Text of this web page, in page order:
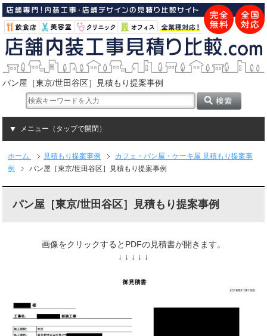
パン屋［東京/世田谷区］見積もり提案事例
メニュー（タップで開閉）
ホーム 見積もり提案事例
カフェ・パン屋・ケーキ屋 見積もり提案事
例
パン屋［東京/世田谷区］見積もり提案事例
パン屋［東京/世田谷区］見積もり提案事例
画像をクリックするとPDFの見積書が開きます。
↓ ↓ ↓ ↓ ↓